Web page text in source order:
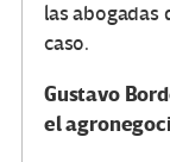
las abogadas
caso.
Gustavo
el